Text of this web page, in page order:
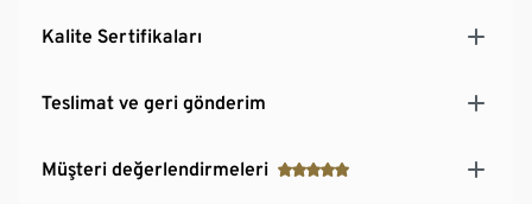
Kalite Sertifikaları
Teslimat ve geri gönderim
Müşteri değerlendirmeleri